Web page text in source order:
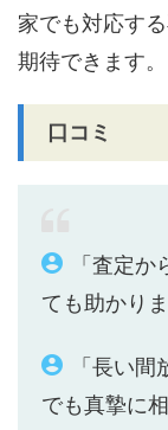
家でも対応す
期待できます。
口コミ
「査定
ても助かり
「長い
でも真摯に